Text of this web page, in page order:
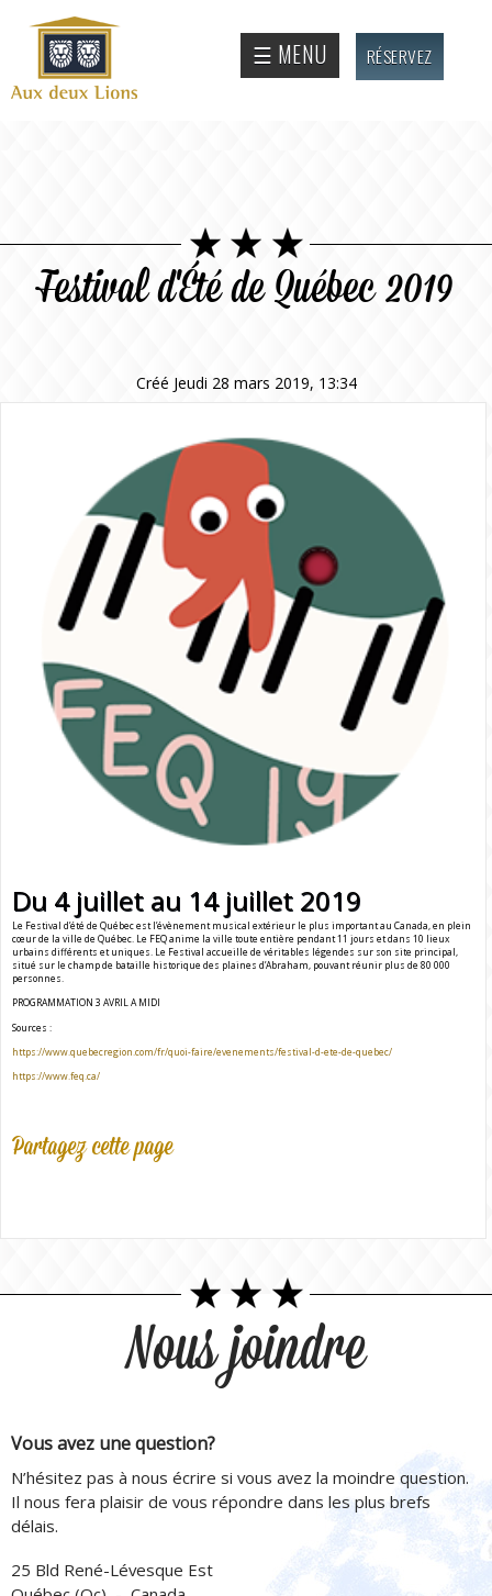
Site
officiel
de
☰ MENU RÉSERVEZ
Festival d'Été de Québec 2019
Créé Jeudi 28 mars 2019, 13:34
Du 4 juillet au 14 juillet 2019
Le Festival d’été de Québec est l’évènement musical extérieur le plus important au Canada, en plein
cœur de la ville de Québec. Le FEQ anime la ville toute entière pendant 11 jours et dans 10 lieux
urbains différents et uniques. Le Festival accueille de véritables légendes sur son site principal,
situé sur le champ de bataille historique des plaines d’Abraham, pouvant réunir plus de 80 000
personnes.
PROGRAMMATION 3 AVRIL A MIDI
Sources :
https://www.quebecregion.com/fr/quoi-faire/evenements/festival-d-ete-de-quebec/
https://www.feq.ca/
Partagez cette page
Nous joindre
Vous avez une question?
N’hésitez pas à nous écrire si vous avez la moindre question.
Il nous fera plaisir de vous répondre dans les plus brefs
délais.
25 Bld René-Lévesque Est